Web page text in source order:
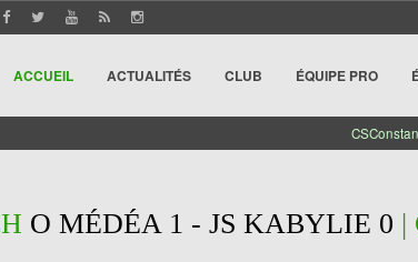
ACCUEIL ACTUALITÉS CLUB ÉQUIPE PRO
O MÉDÉA 1 - JS KABYLIE 0 |